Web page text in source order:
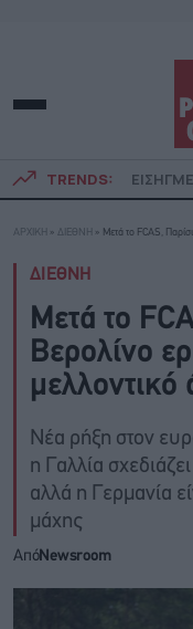
TRENDS:
ΑΡΧΙΚΗ » ΔΙΕΘΝΗ » Μετά το FCAS,
ΔΙΕΘΝΗ
Μετά το
Βερολίνο
Νέα ρήξη στον
η Γαλλία
αλλά η Γερμανία
μάχης
ΑπόNewsroom